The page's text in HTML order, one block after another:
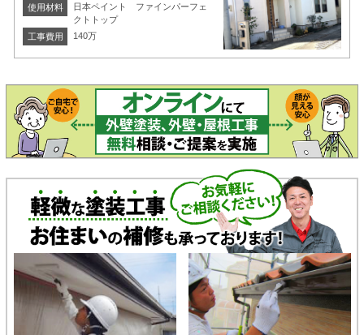
使用材料
日本ペイント ファインパーフェ
クトトップ
工事費用
140万